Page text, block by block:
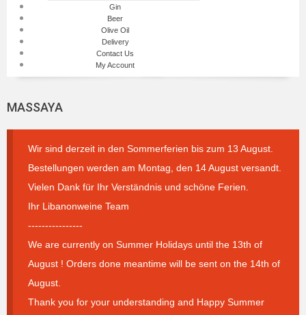
Gin
Beer
Olive Oil
Delivery
Contact Us
My Account
MASSAYA
Wir sind derzeit in den Sommerferien bis zum 13 August.
Bestellungen werden am Montag, den 14 August versandt.
Vielen Dank für Ihr Verständnis und schöne Ferien.
Ihr Libanonweine Team
----------------
We are currently on Summer Holidays until the 13th of
August ! Orders done meantime will be sent on the 14th of
August.
Thank you for your understanding and Happy Summer